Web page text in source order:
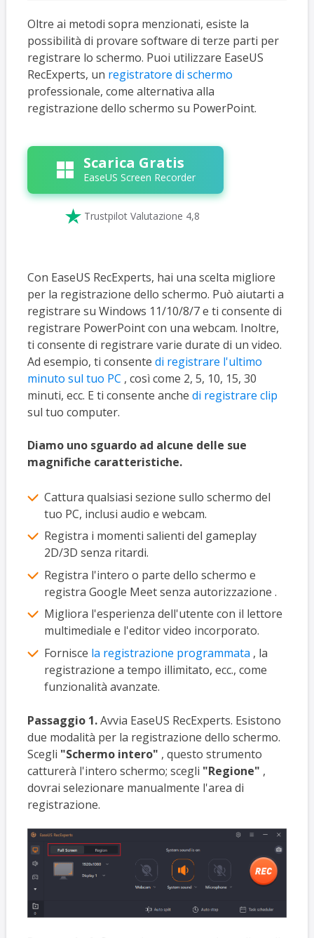
Oltre ai metodi sopra menzionati, esiste la
possibilità di provare software di terze parti per
registrare lo schermo. Puoi utilizzare EaseUS
RecExperts, un registratore di schermo
professionale, come alternativa alla
registrazione dello schermo su PowerPoint.
Scarica Gratis
EaseUS Screen Recorder
 Trustpilot Valutazione 4,8
Con EaseUS RecExperts, hai una scelta migliore
per la registrazione dello schermo. Può aiutarti a
registrare su Windows 11/10/8/7 e ti consente di
registrare PowerPoint con una webcam. Inoltre,
ti consente di registrare varie durate di un video.
Ad esempio, ti consente di registrare l'ultimo
minuto sul tuo PC , così come 2, 5, 10, 15, 30
minuti, ecc. E ti consente anche di registrare clip
sul tuo computer.
Diamo uno sguardo ad alcune delle sue
magnifiche caratteristiche.
Cattura qualsiasi sezione sullo schermo del
tuo PC, inclusi audio e webcam.
Registra i momenti salienti del gameplay
2D/3D senza ritardi.
Registra l'intero o parte dello schermo e
registra Google Meet senza autorizzazione .
Migliora l'esperienza dell'utente con il lettore
multimediale e l'editor video incorporato.
Fornisce la registrazione programmata , la
registrazione a tempo illimitato, ecc., come
funzionalità avanzate.
Passaggio 1.Avvia EaseUS RecExperts. Esistono
due modalità per la registrazione dello schermo.
Scegli "Schermo intero" , questo strumento
catturerà l'intero schermo; scegli "Regione" ,
dovrai selezionare manualmente l'area di
registrazione.